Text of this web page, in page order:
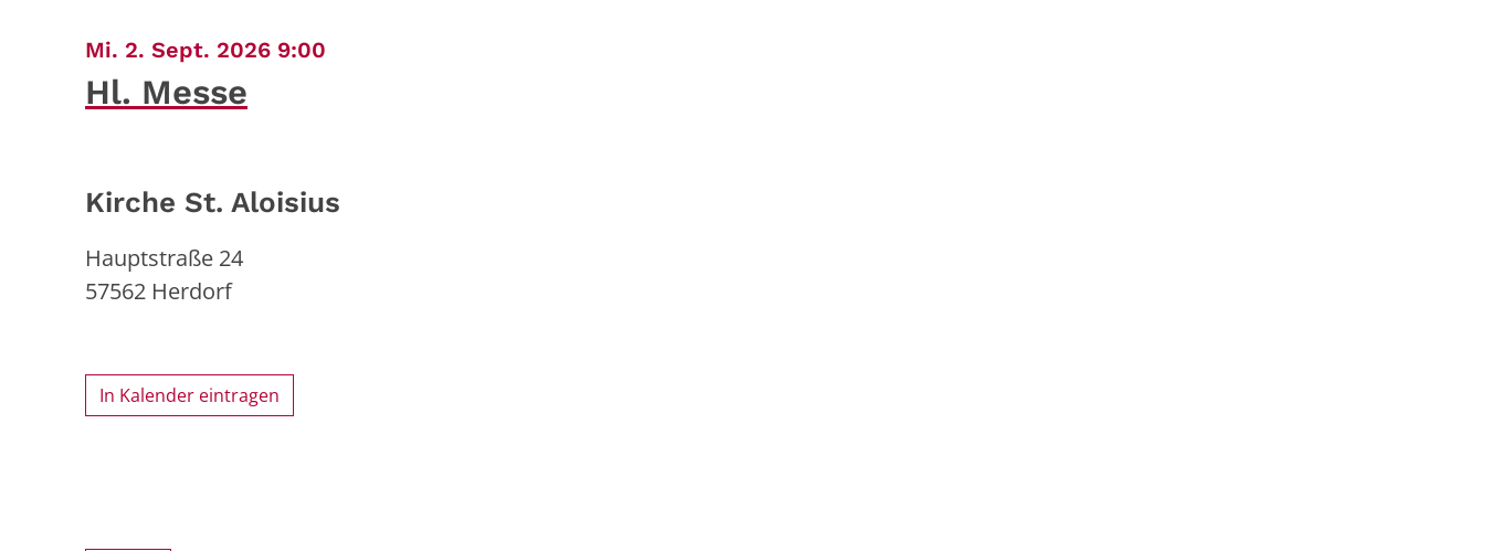
Mi. 2. Sept. 2026 9:00
Hl. Messe
Kirche St. Aloisius
Hauptstraße 24
57562 Herdorf
In Kalender eintragen